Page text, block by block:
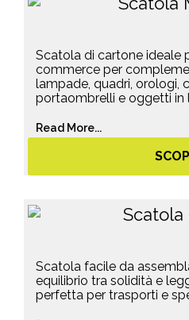
Scatola di cartone ideale
commerce per
lampade, quadri, orologi,
portaombrelli e oggetti in
Read More...
Scatola facile da
equilibrio tra solidità e
perfetta per trasporti e